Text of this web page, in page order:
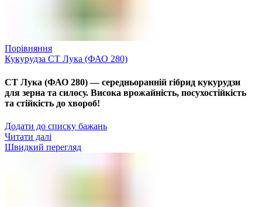
Порівняння
Кукурудза СТ Лука (ФАО 280)
СТ Лука (ФАО 280) — середньоранній гібрид кукурудзи
для зерна та силосу. Висока врожайність, посухостійкість
та стійкість до хвороб!
Додати до списку бажань
Читати далі
Швидкий перегляд